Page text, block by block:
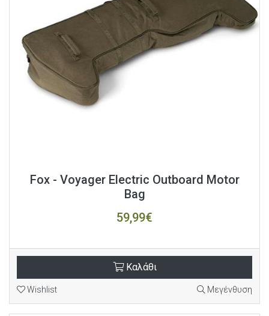
Fox - Voyager Electric Outboard Motor
Bag
59,99€
Καλάθι
Wishlist Μεγένθυση